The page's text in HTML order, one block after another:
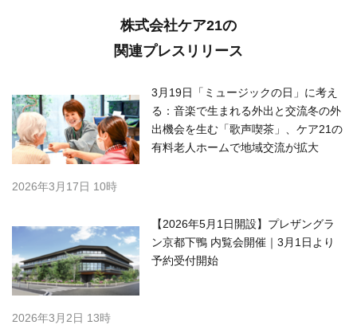
株式会社ケア21の
関連プレスリリース
3月19日「ミュージックの日」に考え
る：音楽で生まれる外出と交流冬の外
出機会を生む「歌声喫茶」、ケア21の
有料老人ホームで地域交流が拡大
2026年3月17日 10時
【2026年5月1日開設】プレザングラ
ン京都下鴨 内覧会開催｜3月1日より
予約受付開始
2026年3月2日 13時